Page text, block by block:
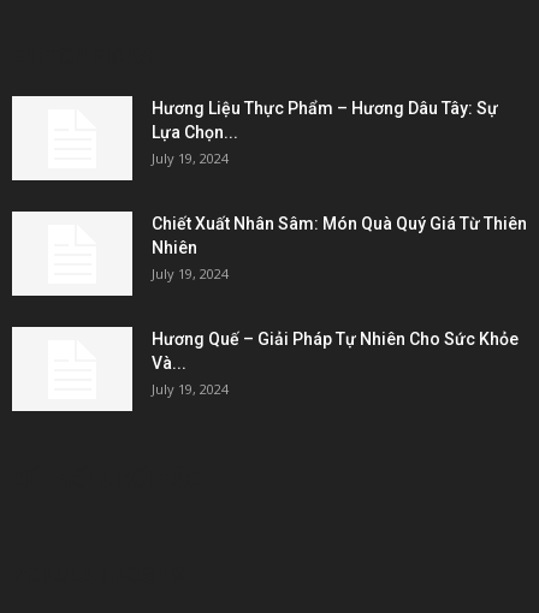
Hương Liệu Thực Phẩm – Hương Dâu Tây: Sự
Lựa Chọn...
July 19, 2024
Chiết Xuất Nhân Sâm: Món Quà Quý Giá Từ Thiên
Nhiên
July 19, 2024
Hương Quế – Giải Pháp Tự Nhiên Cho Sức Khỏe
Và...
July 19, 2024